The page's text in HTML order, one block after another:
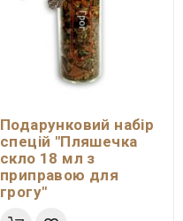
Подарунковий набір
спецій "Пляшечка
скло 18 мл з
приправою для
грогу"